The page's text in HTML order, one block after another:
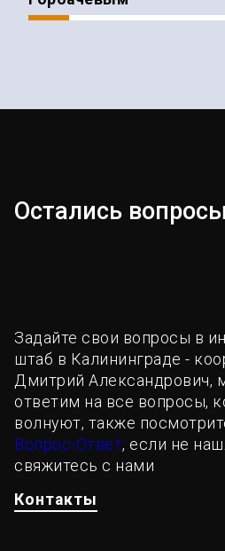
Остались
Задайте свои вопросы в
штаб в Калининграде -
Дмитрий Александрович,
ответим на все вопросы,
волнуют, также
Вопрос-Ответ, если не
свяжитесь с нами
Контакты